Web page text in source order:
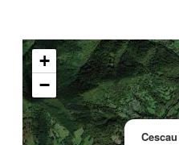
Cescau
+
−